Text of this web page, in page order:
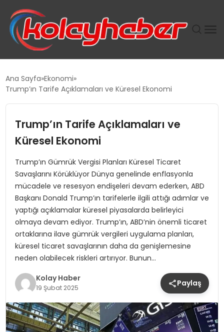
TANYER YAPI ZEMIN MÜHENDISLIĞINDE HEDEF
TOROSLAR’DA PAZAR GERGİNLİĞİ!
Ana Sayfa Ekonomi
Trump’ın Tarife Açıklamaları ve Küresel Ekonomi
Trump’ın Tarife Açıklamaları ve
Küresel Ekonomi
Trump’ın Gümrük Vergisi Planları Küresel Ticaret
Savaşlarını Körüklüyor Dünya genelinde enflasyonla
mücadele ve resesyon endişeleri devam ederken, ABD
Başkanı Donald Trump’ın tarifelerle ilgili attığı adımlar ve
yaptığı açıklamalar küresel piyasalarda belirleyici
olmaya devam ediyor. Trump’ın, ABD’nin önemli ticaret
ortaklarına ilave gümrük vergileri uygulama planları,
küresel ticaret savaşlarının daha da genişlemesine
neden olabilecek riskleri artırıyor. Bunun…
Kolay Haber
19 Şubat 2025 Paylaş